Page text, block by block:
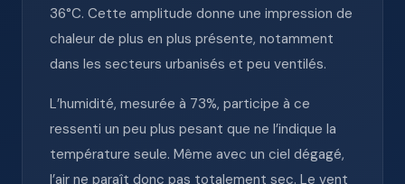
36°C. Cette amplitude donne une impression de
chaleur de plus en plus présente, notamment
dans les secteurs urbanisés et peu ventilés.
L’humidité, mesurée à 73%, participe à ce
ressenti un peu plus pesant que ne l’indique la
température seule. Même avec un ciel dégagé,
l’air ne paraît donc pas totalement sec. Le vent